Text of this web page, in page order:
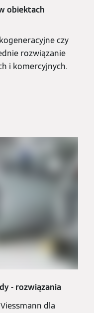
obiektach
czy
rozwiązanie
i komercyjnych.
- rozwiązania
dla